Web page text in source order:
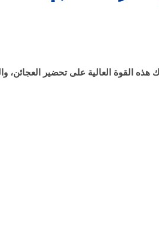
مع الخلطات الثقيلة. تساعدك هذه القوة العالية